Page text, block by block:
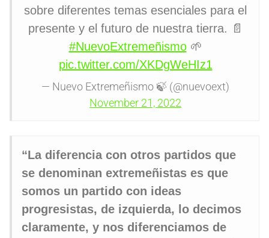
sobre diferentes temas esenciales para el
presente y el futuro de nuestra tierra. 📄
#NuevoExtremeñismo🌱
pic.twitter.com/XKDgWeHIz1
— Nuevo Extremeñismo 🍃 (@nuevoext)
November 21, 2022
“La diferencia con otros partidos que
se denominan extremeñistas es que
somos un partido con ideas
progresistas, de izquierda, lo decimos
claramente, y nos diferenciamos de